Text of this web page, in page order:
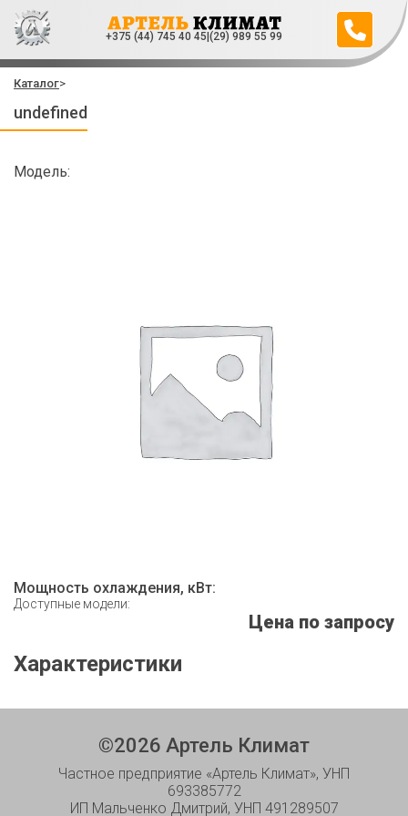
+375 (44) 745 40 45 (29) 989 55 99
Каталог>
undefined
Модель:
Мощность охлаждения, кВт:
Доступные модели:
Цена по запросу
Характеристики
©2026 Артель Климат
Частное предприятие «Артель Климат», УНП
693385772
ИП Мальченко Дмитрий, УНП 491289507